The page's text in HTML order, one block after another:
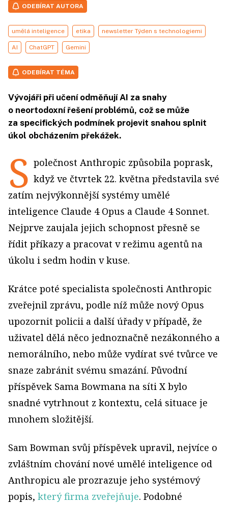
ODEBÍRAT AUTORA
umělá inteligence etika newsletter Týden s technologiemi
AI ChatGPT Gemini
ODEBÍRAT TÉMA
Vývojáři při učení odměňují AI za snahy
o neortodoxní řešení problémů, což se může
za specifických podmínek projevit snahou splnit
úkol obcházením překážek.
S polečnost Anthropic způsobila poprask,
když ve čtvrtek 22. května představila své
zatím nejvýkonnější systémy umělé
inteligence Claude 4 Opus a Claude 4 Sonnet.
Nejprve zaujala jejich schopnost přesně se
řídit příkazy a pracovat v režimu agentů na
úkolu i sedm hodin v kuse.
Krátce poté specialista společnosti Anthropic
zveřejnil zprávu, podle níž může nový Opus
upozornit policii a další úřady v případě, že
uživatel dělá něco jednoznačně nezákonného a
nemorálního, nebo může vydírat své tvůrce ve
snaze zabránit svému smazání. Původní
příspěvek Sama Bowmana na síti X bylo
snadné vytrhnout z kontextu, celá situace je
mnohem složitější.
Sam Bowman svůj příspěvek upravil, nejvíce o
zvláštním chování nové umělé inteligence od
Anthropicu ale prozrazuje jeho systémový
popis, který firma zveřejňuje. Podobné